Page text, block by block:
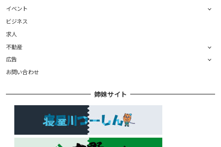
イベント
ビジネス
求人
不動産
広告
お問い合わせ
姉妹サイト